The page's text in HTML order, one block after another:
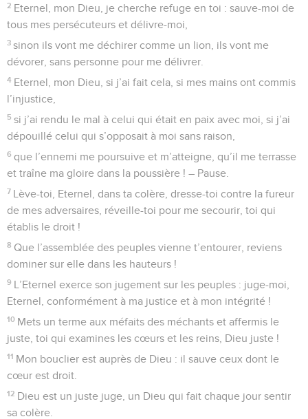
2 Eternel, mon Dieu, je cherche refuge en toi : sauve-moi de
tous mes persécuteurs et délivre-moi,
3 sinon ils vont me déchirer comme un lion, ils vont me
dévorer, sans personne pour me délivrer.
4 Eternel, mon Dieu, si j’ai fait cela, si mes mains ont commis
l’injustice,
5 si j’ai rendu le mal à celui qui était en paix avec moi, si j’ai
dépouillé celui qui s’opposait à moi sans raison,
6 que l’ennemi me poursuive et m’atteigne, qu’il me terrasse
et traîne ma gloire dans la poussière ! – Pause.
7 Lève-toi, Eternel, dans ta colère, dresse-toi contre la fureur
de mes adversaires, réveille-toi pour me secourir, toi qui
établis le droit !
8 Que l’assemblée des peuples vienne t’entourer, reviens
dominer sur elle dans les hauteurs !
9 L’Eternel exerce son jugement sur les peuples : juge-moi,
Eternel, conformément à ma justice et à mon intégrité !
10 Mets un terme aux méfaits des méchants et affermis le
juste, toi qui examines les cœurs et les reins, Dieu juste !
11 Mon bouclier est auprès de Dieu : il sauve ceux dont le
cœur est droit.
12 Dieu est un juste juge, un Dieu qui fait chaque jour sentir
sa colère.